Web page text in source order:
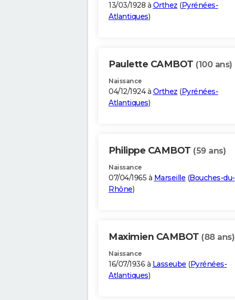
13/03/1928 à Orthez (Pyrénées-
Atlantiques)
Paulette CAMBOT (100 ans)
Naissance
04/12/1924 à Orthez (Pyrénées-
Atlantiques)
Philippe CAMBOT (59 ans)
Naissance
07/04/1965 à Marseille (Bouches-du-
Rhône)
Maximien CAMBOT (88 ans)
Naissance
16/07/1936 à Lasseube (Pyrénées-
Atlantiques)